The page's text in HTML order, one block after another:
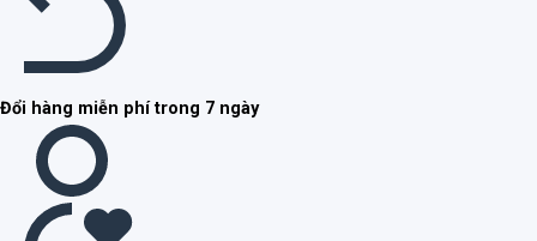
Đổi hàng miễn phí trong 7 ngày